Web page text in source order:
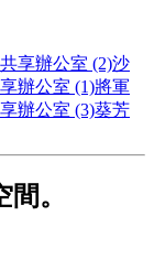
享辦公室 (2)沙
辦公室 (1)將軍
辦公室 (3)葵芳
。